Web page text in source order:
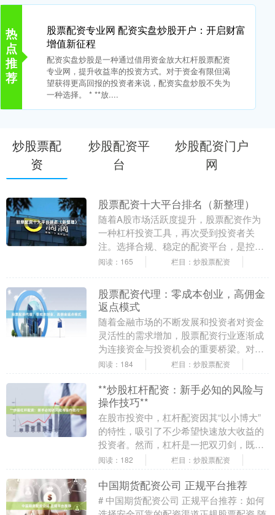
热
点
推
荐
股票配资专业网 配资实盘炒股开户：开启财富
增值新征程
配资实盘炒股是一种通过借用资金放大杠杆股票配资
专业网，提升收益率的投资方式。对于资金有限但渴
望获得更高回报的投资者来说，配资实盘炒股不失为
一种选择。 * **放....
炒股票配
资
炒股配资平
台
炒股配资门户
网
股票配资十大平台排名（新整理）
随着A股市场活跃度提升，股票配资作为
一种杠杆投资工具，再次受到投资者关
注。选择合规、稳定的配资平台，是控制
风险的第一步。本文基于平台资质、资金
阅读：165 栏目：炒股票配资
股票配资代理：零成本创业，高佣金
返点模式
随着金融市场的不断发展和投资者对资金
灵活性的需求增加，股票配资行业逐渐成
为连接资金与投资机会的重要桥梁。对于
想要低成本进入金融领域、实现稳定收入
阅读：184 栏目：炒股票配资
**炒股杠杆配资：新手必知的风险与
操作技巧**
在股市投资中，杠杆配资因其“以小博大”
的特性，吸引了不少希望快速放大收益的
投资者。然而，杠杆是一把双刃剑，既能
放大盈利，也能加速亏损。对于新手而
阅读：182 栏目：炒股票配资
中国期货配资公司 正规平台推荐
# 中国期货配资公司 正规平台推荐：如何